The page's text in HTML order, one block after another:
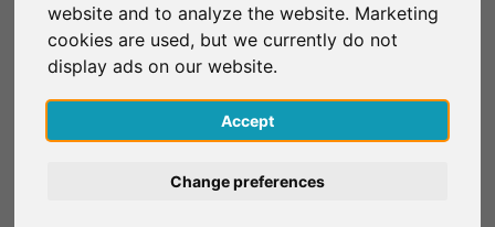
website and to analyze the website. Marketing
cookies are used, but we currently do not
display ads on our website.
Accept
Change preferences
O
Correo electrónico*
Contraseña*
Regístrate gratis
English
Deutsch